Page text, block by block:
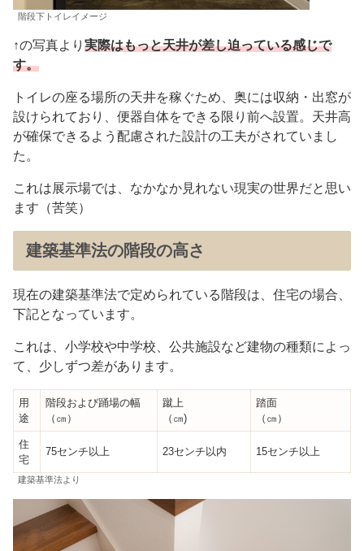
階段下トイレイメージ
↑の写真より 実際はもっと天井が差し迫っている感じで
す。
トイレの座る場所の天井を稼ぐため、奥には収納・出窓が
設けられており、便器自体をできる限り前へ設置。天井高
が確保できるよう配慮された設計の工夫がされていまし
た。
これは展示場では、なかなか見れない現実の世界だと思い
ます（苦笑）
建築基準法の階段の高さ
現在の建築基準法で定められている階段は、住宅の場合、
下記となっています。
これは、小学校や中学校、公共施設など建物の種類によっ
て、少しずつ差があります。
用
途
階段および踊場の幅
（㎝）
蹴上
（㎝)
踏面
（㎝）
住
宅
75センチ以上 23センチ以内 15センチ以上
建築基準法より